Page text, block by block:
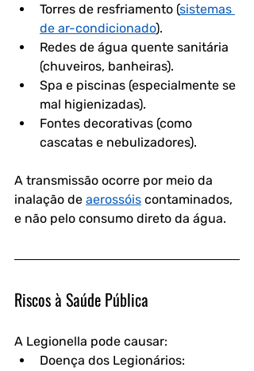
Torres de resfriamento (sistemas
de ar-condicionado).
Redes de água quente sanitária
(chuveiros, banheiras).
Spa e piscinas (especialmente se
mal higienizadas).
Fontes decorativas (como
cascatas e nebulizadores).
A transmissão ocorre por meio da
inalação de aerossóis contaminados,
e não pelo consumo direto da água.
Riscos à Saúde Pública
A Legionella pode causar:
Doença dos Legionários: